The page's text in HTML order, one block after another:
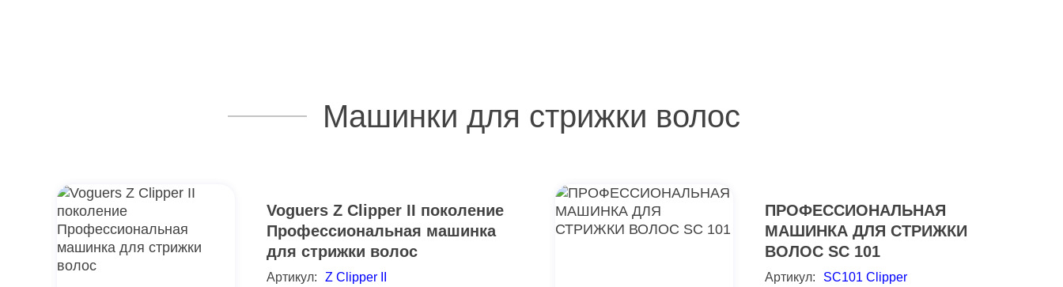
Машинки для стрижки волос
Voguers Z Clipper II поколение
Профессиональная машинка
для стрижки волос
Артикул: Z Clipper II
ПРОФЕССИОНАЛЬНАЯ
МАШИНКА ДЛЯ СТРИЖКИ
ВОЛОС SC 101
Артикул: SC101 Clipper